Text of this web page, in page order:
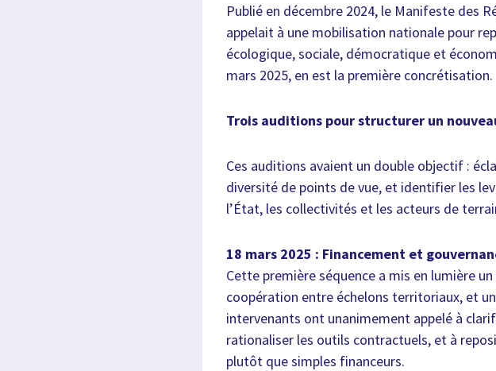
Publié en décembre 2024, le Manifeste des
appelait à une mobilisation nationale pour
écologique, sociale, démocratique et
mars 2025, en est la première concrétisation.
Trois auditions pour structurer un
Ces auditions avaient un double objectif :
diversité de points de vue, et identifier les
l’État, les collectivités et les acteurs de
18 mars 2025 : Financement et
Cette première séquence a mis en lumière
coopération entre échelons territoriaux, et
intervenants ont unanimement appelé à
rationaliser les outils contractuels, et à
plutôt que simples financeurs.